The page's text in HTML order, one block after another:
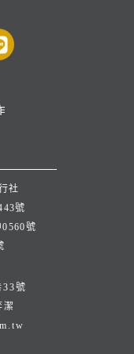
社
號
號
號